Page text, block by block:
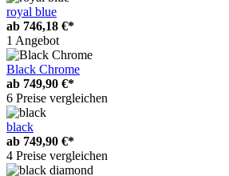
royal blue
ab 746,18 €*
1 Angebot
Black Chrome
ab 749,90 €*
6 Preise vergleichen
black
ab 749,90 €*
4 Preise vergleichen